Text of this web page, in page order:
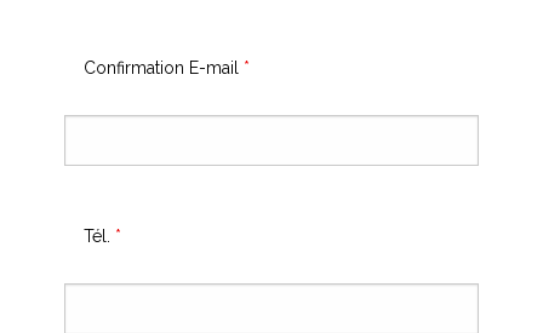
Confirmation E-mail *
Tél. *